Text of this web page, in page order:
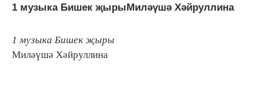
1 музыка Бишек җырыМиләүшә Хәйруллина
1 музыка Бишек җыры
Миләүшә Хәйруллина